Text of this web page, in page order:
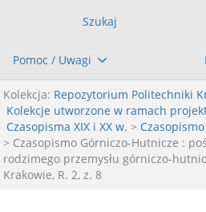
Szukaj
Pomoc / Uwagi
Kolekcja: Repozytorium Politechniki
Kolekcje utworzone w ramach
Czasopisma XIX i XX w. >
> Czasopismo Górniczo-Hutnicze :
rodzimego przemysłu górniczo-
Krakowie, R. 2, z. 8